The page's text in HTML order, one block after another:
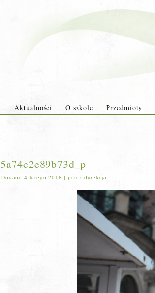
Aktualności O szkole Przedmioty
5a74c2e89b73d_p
Dodane 4 lutego 2018 | przez dyrekcja